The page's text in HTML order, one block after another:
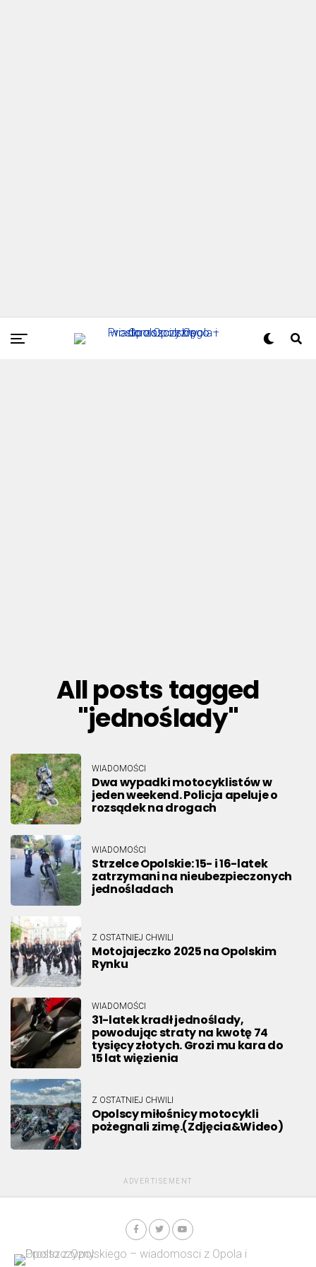
All posts tagged
"jednoślady"
WIADOMOŚCI
Dwa wypadki motocyklistów w
jeden weekend. Policja apeluje o
rozsądek na drogach
WIADOMOŚCI
Strzelce Opolskie: 15- i 16-latek
zatrzymani na nieubezpieczonych
jednośladach
Z OSTATNIEJ CHWILI
Motojajeczko 2025 na Opolskim
Rynku
WIADOMOŚCI
31-latek kradł jednoślady,
powodując straty na kwotę 74
tysięcy złotych. Grozi mu kara do
15 lat więzienia
Z OSTATNIEJ CHWILI
Opolscy miłośnicy motocykli
pożegnali zimę.(Zdjęcia&Wideo)
ADVERTISEMENT